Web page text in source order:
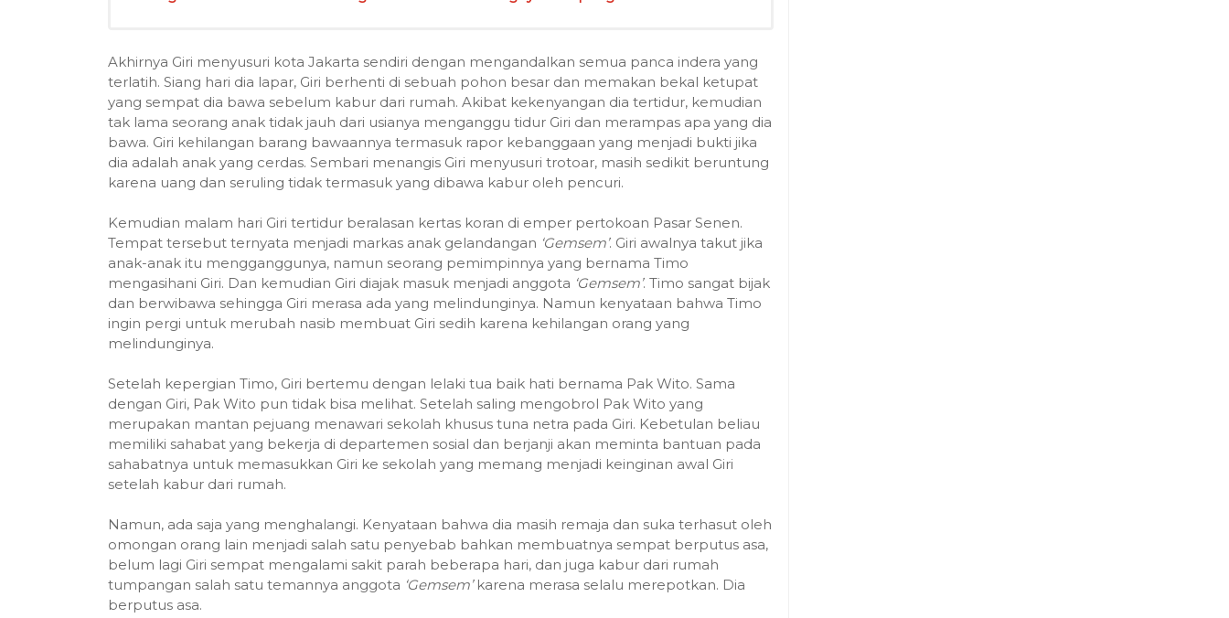
Akhirnya Giri menyusuri kota Jakarta sendiri dengan mengandalkan semua panca indera yang
terlatih. Siang hari dia lapar, Giri berhenti di sebuah pohon besar dan memakan bekal ketupat
yang sempat dia bawa sebelum kabur dari rumah. Akibat kekenyangan dia tertidur, kemudian
tak lama seorang anak tidak jauh dari usianya menganggu tidur Giri dan merampas apa yang dia
bawa. Giri kehilangan barang bawaannya termasuk rapor kebanggaan yang menjadi bukti jika
dia adalah anak yang cerdas. Sembari menangis Giri menyusuri trotoar, masih sedikit beruntung
karena uang dan seruling tidak termasuk yang dibawa kabur oleh pencuri.
Kemudian malam hari Giri tertidur beralasan kertas koran di emper pertokoan Pasar Senen.
Tempat tersebut ternyata menjadi markas anak gelandangan ‘Gemsem’. Giri awalnya takut jika
anak-anak itu mengganggunya, namun seorang pemimpinnya yang bernama Timo
mengasihani Giri. Dan kemudian Giri diajak masuk menjadi anggota ‘Gemsem’. Timo sangat bijak
dan berwibawa sehingga Giri merasa ada yang melindunginya. Namun kenyataan bahwa Timo
ingin pergi untuk merubah nasib membuat Giri sedih karena kehilangan orang yang
melindunginya.
Setelah kepergian Timo, Giri bertemu dengan lelaki tua baik hati bernama Pak Wito. Sama
dengan Giri, Pak Wito pun tidak bisa melihat. Setelah saling mengobrol Pak Wito yang
merupakan mantan pejuang menawari sekolah khusus tuna netra pada Giri. Kebetulan beliau
memiliki sahabat yang bekerja di departemen sosial dan berjanji akan meminta bantuan pada
sahabatnya untuk memasukkan Giri ke sekolah yang memang menjadi keinginan awal Giri
setelah kabur dari rumah.
Namun, ada saja yang menghalangi. Kenyataan bahwa dia masih remaja dan suka terhasut oleh
omongan orang lain menjadi salah satu penyebab bahkan membuatnya sempat berputus asa,
belum lagi Giri sempat mengalami sakit parah beberapa hari, dan juga kabur dari rumah
tumpangan salah satu temannya anggota ‘Gemsem’karena merasa selalu merepotkan. Dia
berputus asa.